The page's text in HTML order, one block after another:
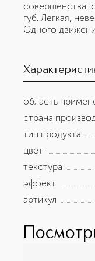
совершенства,
губ. Легкая,
Одного
область
страна
тип продукта
цвет
текстура
эффект
артикул